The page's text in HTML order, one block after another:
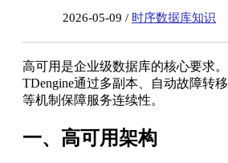
2026-05-09 / 时序数据库知识
高可用是企业级数据库的核心要求。
TDengine通过多副本、自动故障转移
等机制保障服务连续性。
一、高可用架构